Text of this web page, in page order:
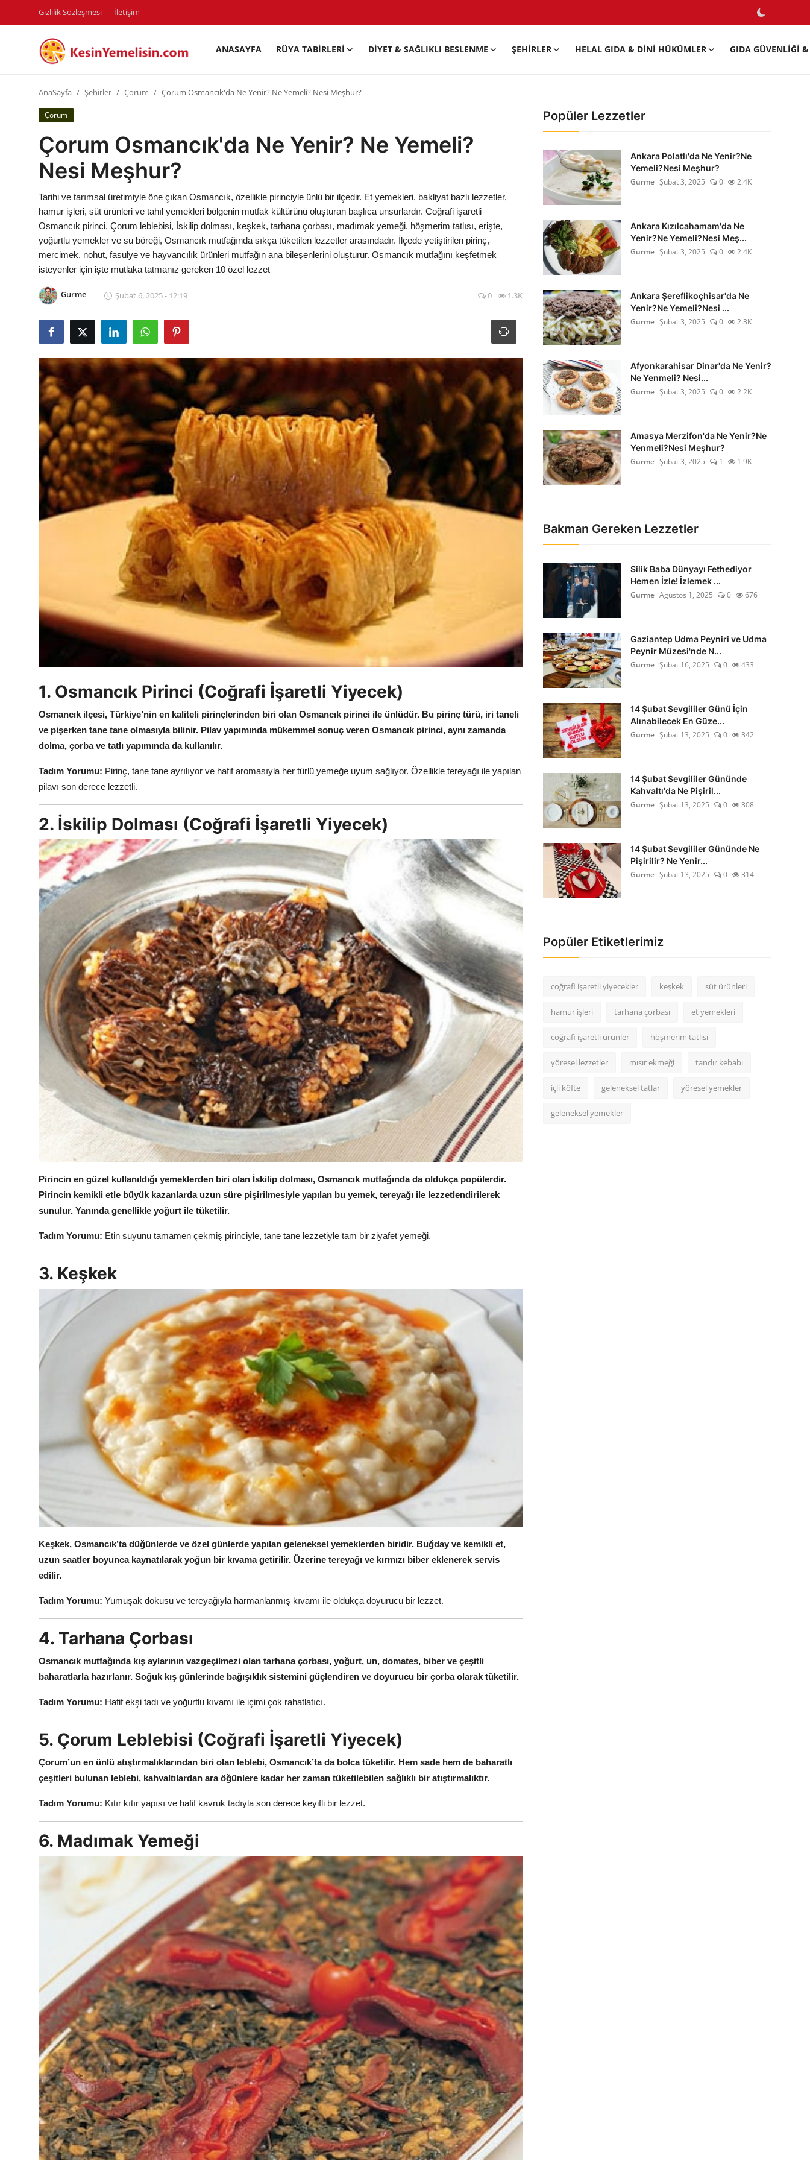
Gizlilik Sözleşmesi İletişim
ANASAYFA RÜYA TABIRLERI DIYET & SAĞLIKLI BESLENME ŞEHIRLER HELAL GIDA & DINI HÜKÜMLER GIDA GÜVENLIĞI
Diyet & Sağlıklı Beslenme
Şehirler
Helal Gıda & Dini Hükümler
Gıda Güvenliği & Bilimi
Kalori & Diyet Rehberi
Mekan & Lezzet Rotaları
Temel Gıda ve Ürün Rehberleri
İçecek Kültürü & Barista
Yöresel Tarifler & Ev Yemekleri
Gıda Güvenliği & Sağlık
İçecek Kültürü & Rehberleri
Popüler Kültür & Mutfak Tarihi
Mutfak Temizliği & Pratik Bilgiler
Anne & Bebek Beslenmesi
Mutfak Sırları & Teknikler
Gıda Sözlüğü & Nedir?
Yemek Tarifleri & Menüler
AnaSayfa Şehirler Çorum Çorum Osmancık'da Ne Yenir? Ne Yemeli? Nesi Meşhur?
Çorum
Çorum Osmancık'da Ne Yenir? Ne Yemeli?
Nesi Meşhur?
Tarihi ve tarımsal üretimiyle öne çıkan Osmancık, özellikle pirinciyle ünlü bir ilçedir. Et yemekleri, bakliyat bazlı lezzetler,
hamur işleri, süt ürünleri ve tahıl yemekleri bölgenin mutfak kültürünü oluşturan başlıca unsurlardır. Coğrafi işaretli
Osmancık pirinci, Çorum leblebisi, İskilip dolması, keşkek, tarhana çorbası, madımak yemeği, höşmerim tatlısı, erişte,
yoğurtlu yemekler ve su böreği, Osmancık mutfağında sıkça tüketilen lezzetler arasındadır. İlçede yetiştirilen pirinç,
mercimek, nohut, fasulye ve hayvancılık ürünleri mutfağın ana bileşenlerini oluşturur. Osmancık mutfağını keşfetmek
isteyenler için işte mutlaka tatmanız gereken 10 özel lezzet
Gurme Şubat 6, 2025 - 12:19 0 1.3K
1. Osmancık Pirinci (Coğrafi İşaretli Yiyecek)
Osmancık ilçesi, Türkiye’nin en kaliteli pirinçlerinden biri olan Osmancık pirinci ile ünlüdür. Bu pirinç türü, iri taneli
ve pişerken tane tane olmasıyla bilinir. Pilav yapımında mükemmel sonuç veren Osmancık pirinci, aynı zamanda
dolma, çorba ve tatlı yapımında da kullanılır.
Tadım Yorumu: Pirinç, tane tane ayrılıyor ve hafif aromasıyla her türlü yemeğe uyum sağlıyor. Özellikle tereyağı ile yapılan
pilavı son derece lezzetli.
2. İskilip Dolması (Coğrafi İşaretli Yiyecek)
Pirincin en güzel kullanıldığı yemeklerden biri olan İskilip dolması, Osmancık mutfağında da oldukça popülerdir.
Pirincin kemikli etle büyük kazanlarda uzun süre pişirilmesiyle yapılan bu yemek, tereyağı ile lezzetlendirilerek
sunulur. Yanında genellikle yoğurt ile tüketilir.
Tadım Yorumu: Etin suyunu tamamen çekmiş pirinciyle, tane tane lezzetiyle tam bir ziyafet yemeği.
3. Keşkek
Keşkek, Osmancık’ta düğünlerde ve özel günlerde yapılan geleneksel yemeklerden biridir. Buğday ve kemikli et,
uzun saatler boyunca kaynatılarak yoğun bir kıvama getirilir. Üzerine tereyağı ve kırmızı biber eklenerek servis
edilir.
Tadım Yorumu: Yumuşak dokusu ve tereyağıyla harmanlanmış kıvamı ile oldukça doyurucu bir lezzet.
4. Tarhana Çorbası
Osmancık mutfağında kış aylarının vazgeçilmezi olan tarhana çorbası, yoğurt, un, domates, biber ve çeşitli
baharatlarla hazırlanır. Soğuk kış günlerinde bağışıklık sistemini güçlendiren ve doyurucu bir çorba olarak tüketilir.
Tadım Yorumu: Hafif ekşi tadı ve yoğurtlu kıvamı ile içimi çok rahatlatıcı.
5. Çorum Leblebisi (Coğrafi İşaretli Yiyecek)
Çorum’un en ünlü atıştırmalıklarından biri olan leblebi, Osmancık’ta da bolca tüketilir. Hem sade hem de baharatlı
çeşitleri bulunan leblebi, kahvaltılardan ara öğünlere kadar her zaman tüketilebilen sağlıklı bir atıştırmalıktır.
Tadım Yorumu: Kıtır kıtır yapısı ve hafif kavruk tadıyla son derece keyifli bir lezzet.
6. Madımak Yemeği
Popüler Lezzetler
Ankara Polatlı'da Ne Yenir?Ne
Yemeli?Nesi Meşhur?
Gurme Şubat 3, 2025 0 2.4K
Ankara Kızılcahamam'da Ne
Yenir?Ne Yemeli?Nesi Meş...
Gurme Şubat 3, 2025 0 2.4K
Ankara Şereflikoçhisar'da Ne
Yenir?Ne Yemeli?Nesi ...
Gurme Şubat 3, 2025 0 2.3K
Afyonkarahisar Dinar'da Ne Yenir?
Ne Yenmeli? Nesi...
Gurme Şubat 3, 2025 0 2.2K
Amasya Merzifon'da Ne Yenir?Ne
Yenmeli?Nesi Meşhur?
Gurme Şubat 3, 2025 1 1.9K
Bakman Gereken Lezzetler
Silik Baba Dünyayı Fethediyor
Hemen İzle! İzlemek ...
Gurme Ağustos 1, 2025 0 676
Gaziantep Udma Peyniri ve Udma
Peynir Müzesi'nde N...
Gurme Şubat 16, 2025 0 433
14 Şubat Sevgililer Günü İçin
Alınabilecek En Güze...
Gurme Şubat 13, 2025 0 342
14 Şubat Sevgililer Gününde
Kahvaltı'da Ne Pişiril...
Gurme Şubat 13, 2025 0 308
14 Şubat Sevgililer Gününde Ne
Pişirilir? Ne Yenir...
Gurme Şubat 13, 2025 0 314
Popüler Etiketlerimiz
coğrafi işaretli yiyecekler keşkek süt ürünleri
hamur işleri tarhana çorbası et yemekleri
coğrafi işaretli ürünler höşmerim tatlısı
yöresel lezzetler mısır ekmeği tandır kebabı
içli köfte geleneksel tatlar yöresel yemekler
geleneksel yemekler